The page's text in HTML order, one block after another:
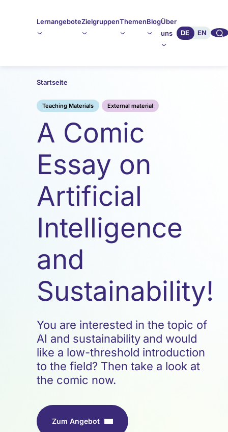
LernangeboteZielgruppenThemenBlogÜber
uns
DE EN 🔍︎︎
Startseite
Teaching Materials External material
A Comic
Essay on
Artificial
Intelligence
and
Sustainability!
You are interested in the topic of
AI and sustainability and would
like a low-threshold introduction
to the field? Then take a look at
the comic now.
Zum Angebot